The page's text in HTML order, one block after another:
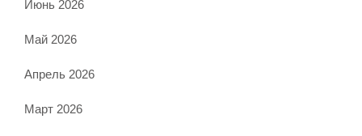
Июнь 2026
Май 2026
Апрель 2026
Март 2026